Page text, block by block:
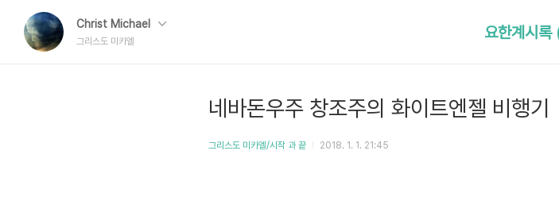
Christ Michael
그리스도 미카엘 요한계시
네바돈우주 창조주의 화이트엔젤 비행기
그리스도 미카엘/시작 과 끝 2018. 1. 1. 21:45